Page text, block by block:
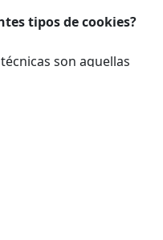
tipos de cookies?
son aquellas